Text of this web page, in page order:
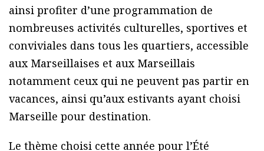
ainsi profiter d’une programmation de
nombreuses activités culturelles, sportives et
conviviales dans tous les quartiers, accessible
aux Marseillaises et aux Marseillais
notamment ceux qui ne peuvent pas partir en
vacances, ainsi qu’aux estivants ayant choisi
Marseille pour destination.
Le thème choisi cette année pour l’Été